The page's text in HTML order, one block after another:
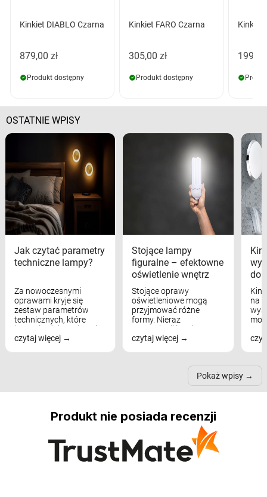
Kinkiet DIABLO Czarna
879,00 zł
Produkt dostępny
Kinkiet FARO Czarna
305,00 zł
Produkt dostępny
Kinkiet
199,00
OSTATNIE WPISY
Jak czytać parametry
techniczne lampy?
Za nowoczesnymi
oprawami kryje się
zestaw parametrów
technicznych, które
bezpośrednio wpływają
na komfort widzenia,
czytaj więcej
Stojące lampy
figuralne – efektowne
oświetlenie wnętrz
Stojące oprawy
oświetleniowe mogą
przyjmować różne
formy. Nieraz
wspominaliśmy już
modele na łukowych
nich może przydać się w
czytaj więcej
na
Pokaż wpisy
Produkt nie posiada recenzji